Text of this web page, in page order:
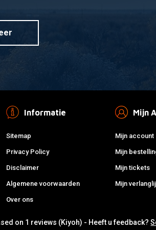
Informatie
Sitemap
Privacy Policy
Disclaimer
Algemene voorwaarden
Over ons
Mijn
Mijn account
Mijn
Mijn tickets
Mijn
on 1 reviews (Kiyoh) - Heeft u feedback?